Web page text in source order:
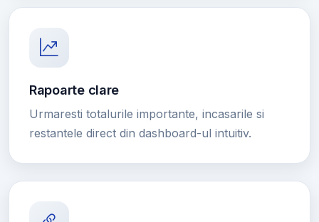
Rapoarte clare
Urmaresti totalurile importante, incasarile si
restantele direct din dashboard-ul intuitiv.